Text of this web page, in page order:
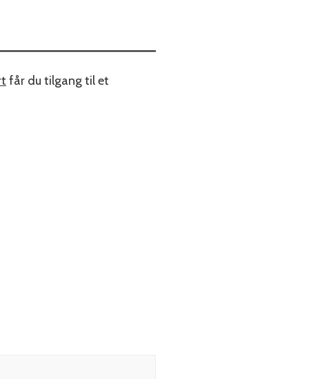
får du tilgang til et